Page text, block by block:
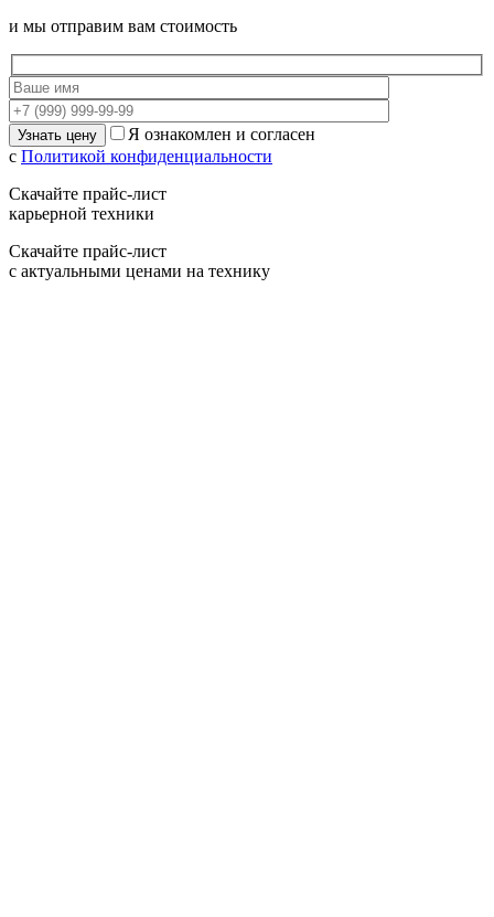
и мы отправим вам стоимость
Я ознакомлен и согласен
с Политикой конфиденциальности
Скачайте прайс-лист
карьерной техники
Скачайте прайс-лист
с актуальными ценами на технику